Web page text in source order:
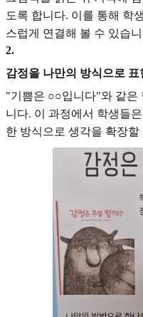
도록 합니다. 이를 통해 학
스럽게 연결해 볼 수 있습
2.
감정을 나만의 방식으로 표
"기쁨은 ○○입니다"와 같은
니다. 이 과정에서 학생들
한 방식으로 생각을 확장할